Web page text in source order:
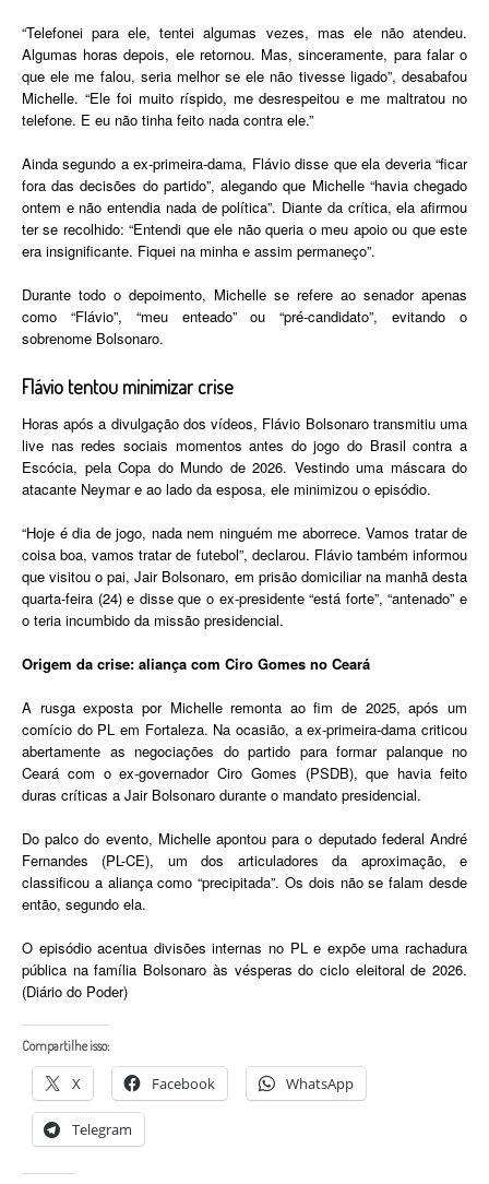
“Telefonei para ele, tentei algumas vezes, mas ele não atendeu.
Algumas horas depois, ele retornou. Mas, sinceramente, para falar o
que ele me falou, seria melhor se ele não tivesse ligado”, desabafou
Michelle. “Ele foi muito ríspido, me desrespeitou e me maltratou no
telefone. E eu não tinha feito nada contra ele.”
Ainda segundo a ex-primeira-dama, Flávio disse que ela deveria “ficar
fora das decisões do partido”, alegando que Michelle “havia chegado
ontem e não entendia nada de política”. Diante da crítica, ela afirmou
ter se recolhido: “Entendi que ele não queria o meu apoio ou que este
era insignificante. Fiquei na minha e assim permaneço”.
Durante todo o depoimento, Michelle se refere ao senador apenas
como “Flávio”, “meu enteado” ou “pré-candidato”, evitando o
sobrenome Bolsonaro.
Flávio tentou minimizar crise
Horas após a divulgação dos vídeos, Flávio Bolsonaro transmitiu uma
live nas redes sociais momentos antes do jogo do Brasil contra a
Escócia, pela Copa do Mundo de 2026. Vestindo uma máscara do
atacante Neymar e ao lado da esposa, ele minimizou o episódio.
“Hoje é dia de jogo, nada nem ninguém me aborrece. Vamos tratar de
coisa boa, vamos tratar de futebol”, declarou. Flávio também informou
que visitou o pai, Jair Bolsonaro, em prisão domiciliar na manhã desta
quarta-feira (24) e disse que o ex-presidente “está forte”, “antenado” e
o teria incumbido da missão presidencial.
Origem da crise: aliança com Ciro Gomes no Ceará
A rusga exposta por Michelle remonta ao fim de 2025, após um
comício do PL em Fortaleza. Na ocasião, a ex-primeira-dama criticou
abertamente as negociações do partido para formar palanque no
Ceará com o ex-governador Ciro Gomes (PSDB), que havia feito
duras críticas a Jair Bolsonaro durante o mandato presidencial.
Do palco do evento, Michelle apontou para o deputado federal André
Fernandes (PL-CE), um dos articuladores da aproximação, e
classificou a aliança como “precipitada”. Os dois não se falam desde
então, segundo ela.
O episódio acentua divisões internas no PL e expõe uma rachadura
pública na família Bolsonaro às vésperas do ciclo eleitoral de 2026.
(Diário do Poder)
Compartilhe isso:
X Facebook WhatsApp
Telegram